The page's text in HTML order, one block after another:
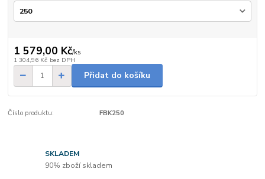
1 579,00 Kč/ks
1 304,96 Kč bez DPH
Přidat do košíku
Číslo produktu: FBK250
SKLADEM
90% zboží skladem